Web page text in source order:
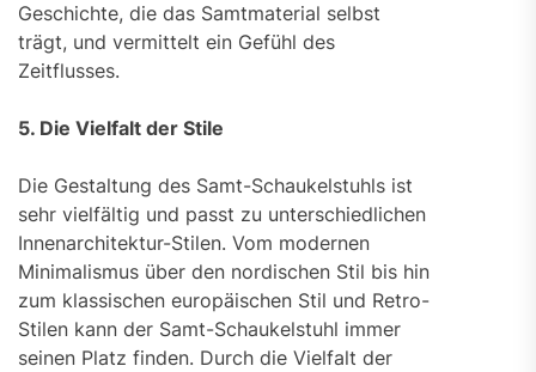
Geschichte, die das Samtmaterial selbst
trägt, und vermittelt ein Gefühl des
Zeitflusses.
5. Die Vielfalt der Stile
Die Gestaltung des Samt-Schaukelstuhls ist
sehr vielfältig und passt zu unterschiedlichen
Innenarchitektur-Stilen. Vom modernen
Minimalismus über den nordischen Stil bis hin
zum klassischen europäischen Stil und Retro-
Stilen kann der Samt-Schaukelstuhl immer
seinen Platz finden. Durch die Vielfalt der